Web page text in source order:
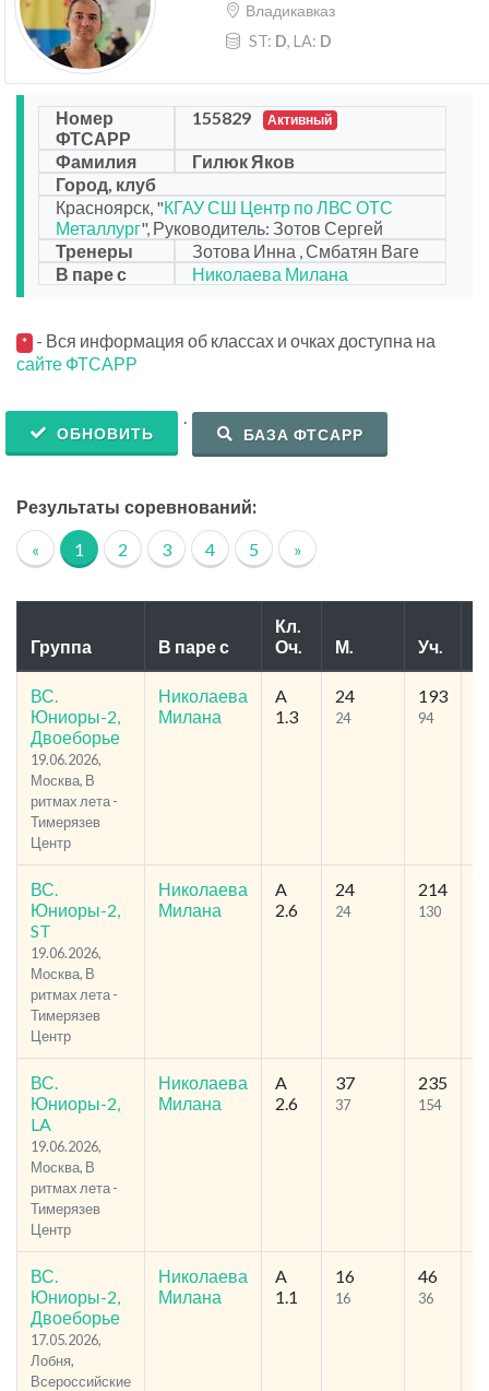
Владикавказ
ST: D, LA: D
Номер
ФТСАРР
155829 Активный
Фамилия
Гилюк Яков
Город, клуб
Красноярск, "КГАУ СШ Центр по ЛВС ОТС
Металлург", Руководитель: Зотов Сергей
Тренеры
Зотова Инна , Смбатян Ваге
В паре с
Николаева Милана
* - Вся информация об классах и очках доступна на
сайте ФТСАРР
ОБНОВИТЬ
.
БАЗА ФТСАРР
Результаты соревнований:
« 1 2 3 4 5 »
Группа В паре с
Кл.
Оч.
М. Уч.
ВС.
Юниоры-2,
Двоеборье
19.06.2026,
Москва, В
ритмах лета -
Тимерязев
Центр
Николаева
Милана
A
1.3
24
24
193
94
ВС.
Юниоры-2,
ST
19.06.2026,
Москва, В
ритмах лета -
Тимерязев
Центр
Николаева
Милана
A
2.6
24
24
214
130
ВС.
Юниоры-2,
LA
19.06.2026,
Москва, В
ритмах лета -
Тимерязев
Центр
Николаева
Милана
A
2.6
37
37
235
154
ВС.
Юниоры-2,
Двоеборье
17.05.2026,
Лобня,
Всероссийские
Николаева
Милана
A
1.1
16
16
46
36